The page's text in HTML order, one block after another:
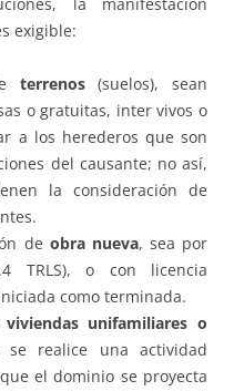
exigible:
terrenos(suelos), sean
o gratuitas, inter vivos o
a los herederos que son
del causante; no así,
la consideración de
de obra nueva, sea por
TRLS), o con licencia
como terminada.
viviendas unifamiliares o
realice una actividad
el dominio se proyecta